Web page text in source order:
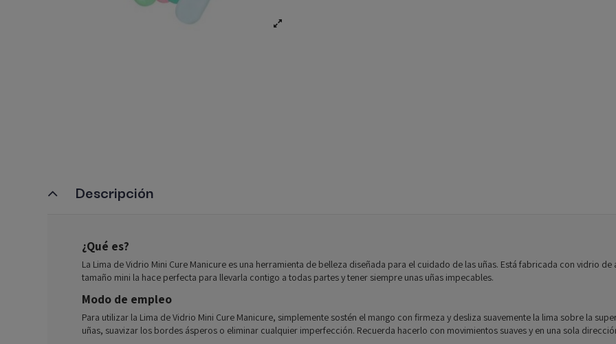
Descripción
¿Qué es?
La Lima de Vidrio Mini Cure Manicure es una herramienta de belleza diseñada para el cuidado de las uñas. Está fabricada con vidrio
tamaño mini la hace perfecta para llevarla contigo a todas partes y tener siempre unas uñas impecables.
Modo de empleo
Para utilizar la Lima de Vidrio Mini Cure Manicure, simplemente sostén el mango con firmeza y desliza suavemente la lima sobre la
uñas, suavizar los bordes ásperos o eliminar cualquier imperfección. Recuerda hacerlo con movimientos suaves y en una sola